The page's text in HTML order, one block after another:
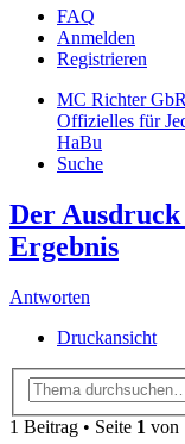
FAQ
Anmelden
Registrieren
MC Richter
Offizielles für
HaBu
Suche
Der
Ergebnis
Antworten
Druckansicht
1 Beitrag • Seite 1 von